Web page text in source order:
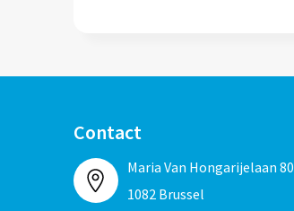
Contact
Maria Van Hongarijelaan 80
1082 Brussel